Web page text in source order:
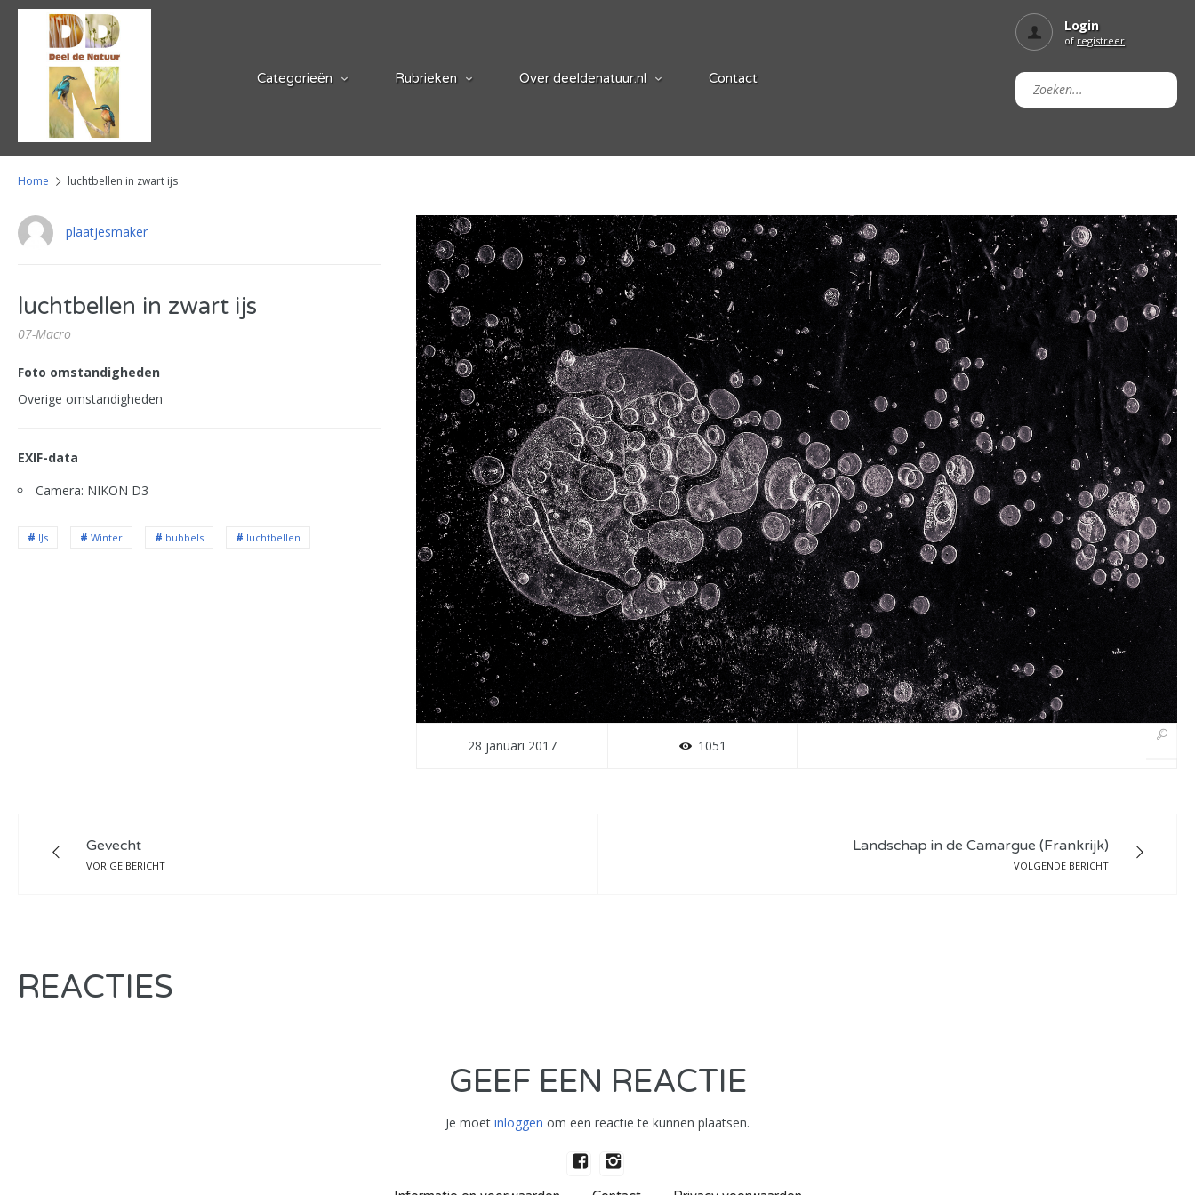
Categorieën Rubrieken Over deeldenatuur.nl Contact
Login
of registreer
Home luchtbellen in zwart ijs
plaatjesmaker
luchtbellen in zwart ijs
07-Macro
Foto omstandigheden
Overige omstandigheden
EXIF-data
Camera: NIKON D3
IJs Winter bubbels luchtbellen
28 januari 2017 1051
Gevecht
VORIGE BERICHT
Landschap in de Camargue (Frankrijk)
VOLGENDE BERICHT
REACTIES
GEEF EEN REACTIE
Je moet inloggen om een reactie te kunnen plaatsen.